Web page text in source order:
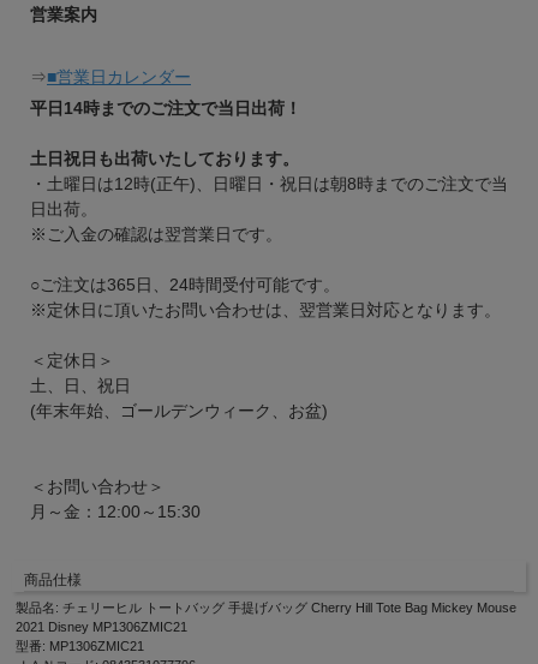
営業案内
⇒■営業日カレンダー
平日14時までのご注文で当日出荷！
土日祝日も出荷いたしております。
・土曜日は12時(正午)、日曜日・祝日は朝8時までのご注文で当
日出荷。
※ご入金の確認は翌営業日です。
○ご注文は365日、24時間受付可能です。
※定休日に頂いたお問い合わせは、翌営業日対応となります。
＜定休日＞
土、日、祝日
(年末年始、ゴールデンウィーク、お盆)
＜お問い合わせ＞
月～金：12:00～15:30
商品仕様
製品名: チェリーヒル トートバッグ 手提げバッグ Cherry Hill Tote Bag Mickey Mouse
2021 Disney MP1306ZMIC21
型番: MP1306ZMIC21